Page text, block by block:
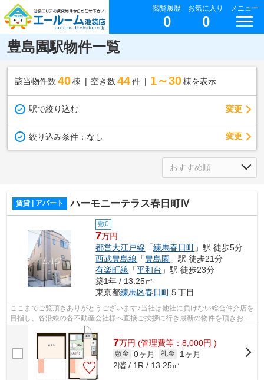
閲覧履歴
0
お気に入り
0
メニュー
豊島園駅物件一覧
該当物件数 40棟 空き数 44 件 1～30 棟を表示
駅で絞り込む 変更
絞り込み条件： なし 変更
賃貸 | アパート ハーモニーテラス春日町Ⅳ
敷0
7万円
都営大江戸線 「練馬春日町 」駅 徒歩5分
西武豊島線 「豊島園 」駅 徒歩21分
有楽町線 「平和台 」駅 徒歩23分
築1年 / 13.25㎡
東京都練馬区春日町５丁目
ここまでご覧頂きありがとうございます♪当社は他社に負けない総合仲介店を
目指し、各沿線の各不動産会社様へ直接ご挨拶に行き最新の物件を頂きお客
様へ提供しております！最新の情報は...
7万円 (管理費等：8,000円 )
敷金 0ヶ月 礼金
1ヶ月
2階 / 1R / 13.25㎡